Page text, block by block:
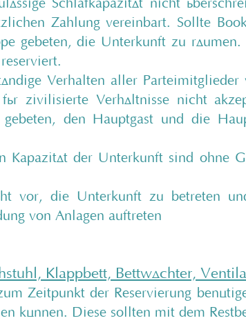
Schlafkapazität nicht
Zahlung vereinbart. Sollte
gebeten, die Unterkunft zu
Verhalten aller
zivilisierte Verhältnisse nicht
den Hauptgast und die
Kapazität der Unterkunft sind ohne
vor, die Unterkunft zu betreten
von Anlagen auftreten
Klappbett, Bettwächter,
Zeitpunkt der Reservierung
können. Diese sollten mit dem